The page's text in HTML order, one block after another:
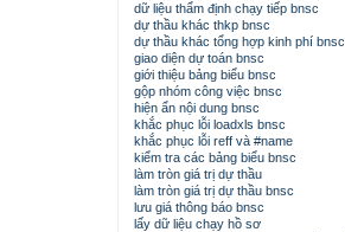
dữ liệu thẩm định chạy tiếp bnsc
dự thầu khác thkp bnsc
dự thầu khác tổng hợp kinh phí bnsc
giao diện dự toán bnsc
giới thiệu bảng biểu bnsc
gộp nhóm công việc bnsc
hiện ẩn nội dung bnsc
khắc phục lỗi loadxls bnsc
khắc phục lỗi reff và #name
kiểm tra các bảng biểu bnsc
làm tròn giá trị dự thầu
làm tròn giá trị dự thầu bnsc
lưu giá thông báo bnsc
lấy dữ liệu chạy hồ sơ